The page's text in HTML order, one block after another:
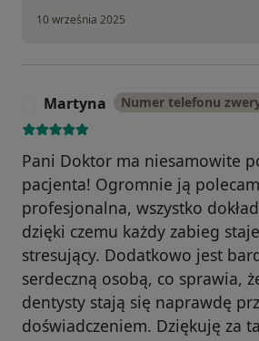
10 września 2025
Martyna Numer telefonu
Pani Doktor ma niesamowite
pacjenta! Ogromnie ją
profesjonalna, wszystko
dzięki czemu każdy zabieg
stresujący. Dodatkowo jest
serdeczną osobą, co sprawia,
dentysty stają się naprawdę
doświadczeniem. Dziękuję za